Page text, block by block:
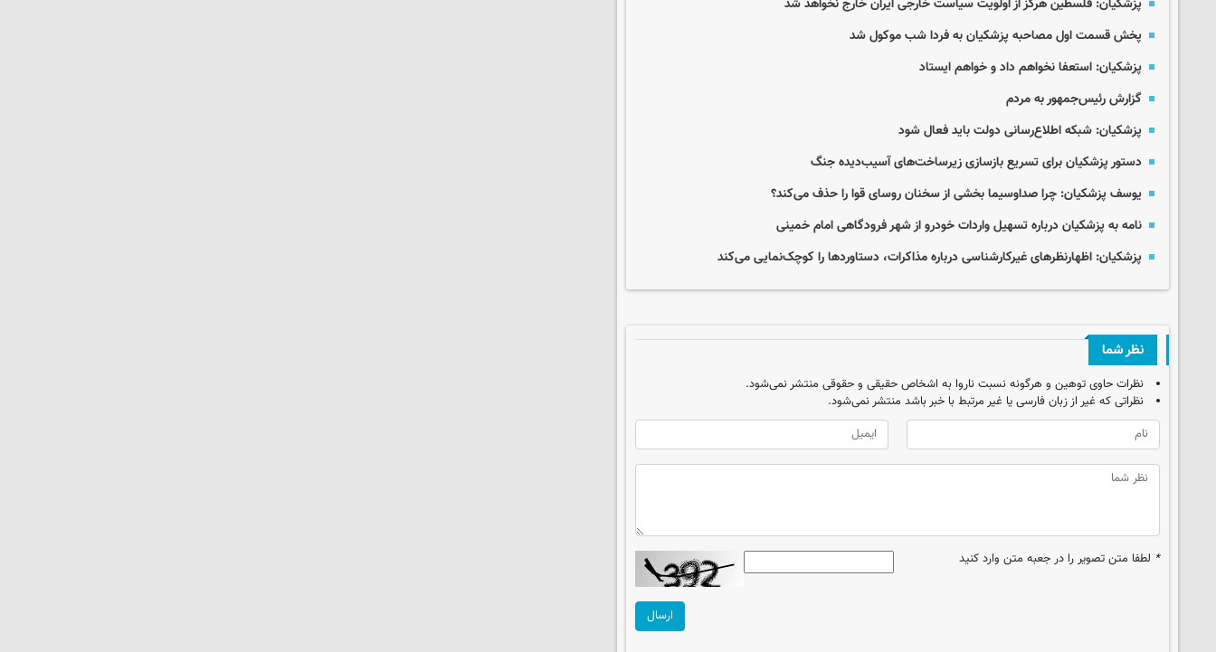
پزشکیان: فلسطین هرگز از اولویت سیاست خارجی ایران خارج نخواهد شد
پخش قسمت اول مصاحبه پزشکیان به فردا شب موکول شد
پزشکیان: استعفا نخواهم داد و خواهم ایستاد
گزارش رئیس‌جمهور به مردم
پزشکیان: شبکه اطلاع‌رسانی دولت باید فعال شود
دستور پزشکیان برای تسریع بازسازی زیرساخت‌های آسیب‌دیده جنگ
یوسف پزشکیان: چرا صداوسیما بخشی از سخنان روسای قوا را حذف می‌کند؟
نامه به پزشکیان درباره تسهیل واردات خودرو از شهر فرودگاهی امام خمینی
پزشکیان: اظهارنظرهای غیرکارشناسی درباره مذاکرات، دستاوردها را کوچک‌نمایی می‌کند
نظر شما
نظرات حاوی توهین و هرگونه نسبت ناروا به اشخاص حقیقی و حقوقی منتشر نمی‌شود.
نظراتی که غیر از زبان فارسی یا غیر مرتبط با خبر باشد منتشر نمی‌شود.
* لطفا متن تصویر را در جعبه متن وارد کنید
ارسال